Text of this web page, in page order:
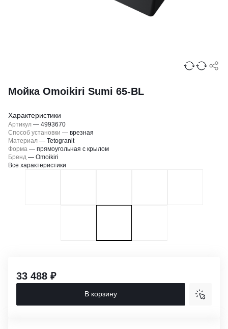
Мойка Omoikiri Sumi 65-BL
Характеристики
Артикул — 4993670
Способ установки — врезная
Материал — Tetogranit
Форма — прямоугольная с крылом
Бренд — Omoikiri
Все характеристики
33 488 ₽
В корзину